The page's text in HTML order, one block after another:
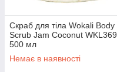
Скраб для тіла Wokali Body
Scrub Jam Coconut WKL369
500 мл
Немає в наявності